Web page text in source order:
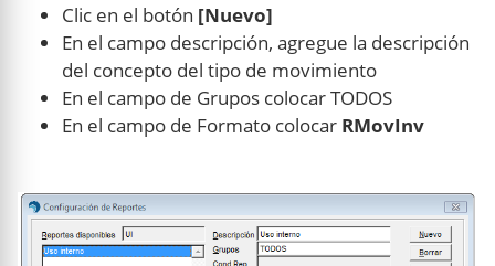
Clic en el botón [Nuevo]
En el campo descripción, agregue la descripción
del concepto del tipo de movimiento
En el campo de Grupos colocar TODOS
En el campo de Formato colocar RMovInv